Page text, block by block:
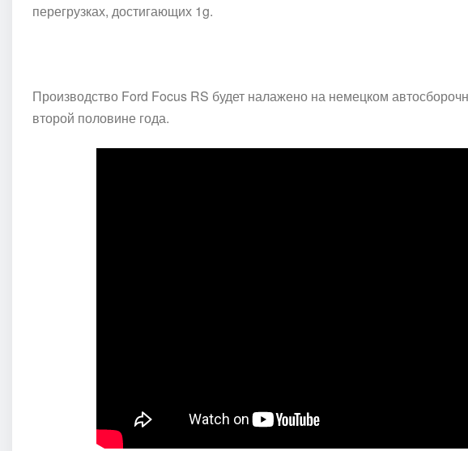
перегрузках, достигающих 1g.
Производство Ford Focus RS будет налажено на немецком
второй половине года.